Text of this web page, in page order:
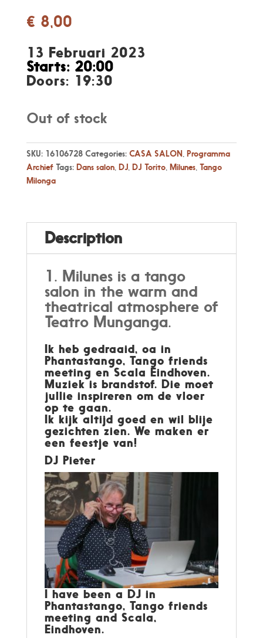
€ 8,00
13 Februari 2023
Starts: 20:00
Doors: 19:30
Out of stock
SKU: 16106728 Categories: CASA SALON, Programma
Archief Tags: Dans salon, DJ, DJ Torito, Milunes, Tango
Milonga
Description
Milunes is a tango
salon in the warm and
theatrical atmosphere of
Teatro Munganga.
Ik heb gedraaid, oa in
Phantastango, Tango friends
meeting en Scala Eindhoven.
Muziek is brandstof. Die moet
jullie inspireren om de vloer
op te gaan.
Ik kijk altijd goed en wil blije
gezichten zien. We maken er
een feestje van!
DJ Pieter
I have been a DJ in
Phantastango, Tango friends
meeting and Scala,
Eindhoven.